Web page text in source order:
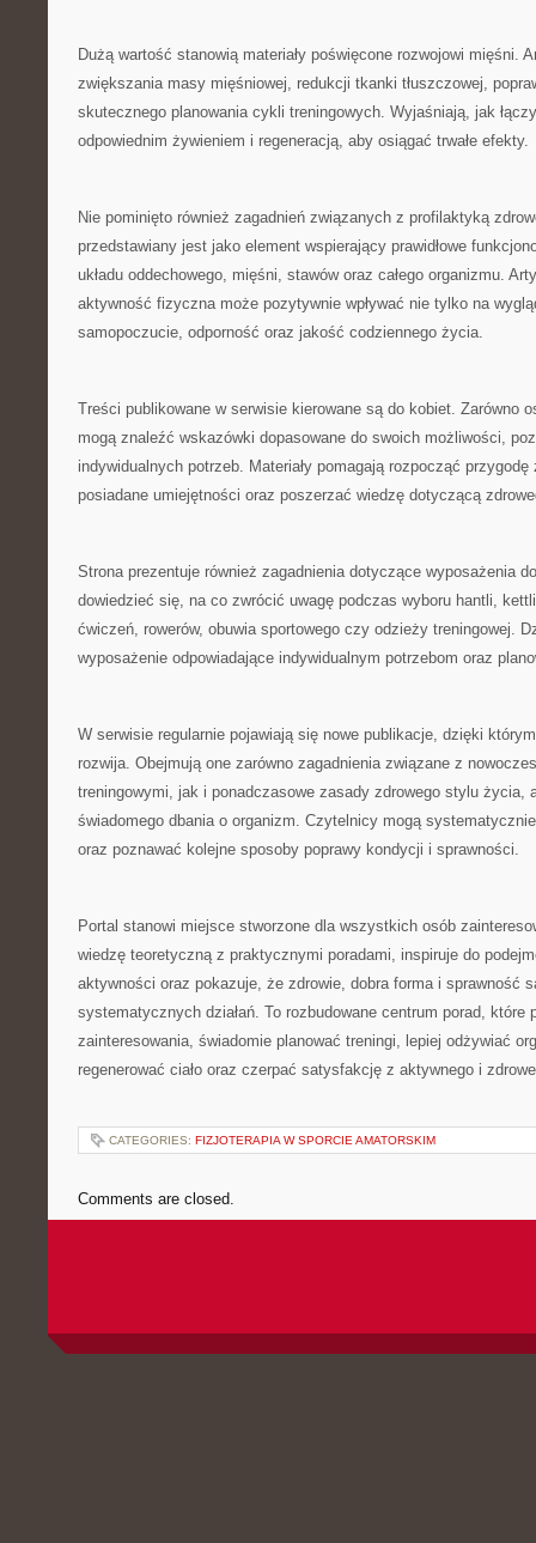
Dużą wartość stanowią materiały poświęcone rozwojowi mięśni.
zwiększania masy mięśniowej, redukcji tkanki tłuszczowej,
skutecznego planowania cykli treningowych. Wyjaśniają, jak
odpowiednim żywieniem i regeneracją, aby osiągać trwałe efekty.
Nie pominięto również zagadnień związanych z profilaktyką
przedstawiany jest jako element wspierający prawidłowe
układu oddechowego, mięśni, stawów oraz całego organizmu.
aktywność fizyczna może pozytywnie wpływać nie tylko na
samopoczucie, odporność oraz jakość codziennego życia.
Treści publikowane w serwisie kierowane są do kobiet. Zarówno
mogą znaleźć wskazówki dopasowane do swoich możliwości,
indywidualnych potrzeb. Materiały pomagają rozpocząć
posiadane umiejętności oraz poszerzać wiedzę dotyczącą
Strona prezentuje również zagadnienia dotyczące wyposażenia
dowiedzieć się, na co zwrócić uwagę podczas wyboru hantli,
ćwiczeń, rowerów, obuwia sportowego czy odzieży treningowej.
wyposażenie odpowiadające indywidualnym potrzebom oraz
W serwisie regularnie pojawiają się nowe publikacje, dzięki
rozwija. Obejmują one zarówno zagadnienia związane z
treningowymi, jak i ponadczasowe zasady zdrowego stylu życia,
świadomego dbania o organizm. Czytelnicy mogą
oraz poznawać kolejne sposoby poprawy kondycji i sprawności.
Portal stanowi miejsce stworzone dla wszystkich osób
wiedzę teoretyczną z praktycznymi poradami, inspiruje do
aktywności oraz pokazuje, że zdrowie, dobra forma i sprawność
systematycznych działań. To rozbudowane centrum porad, które
zainteresowania, świadomie planować treningi, lepiej odżywiać
regenerować ciało oraz czerpać satysfakcję z aktywnego i
CATEGORIES: FIZJOTERAPIA W SPORCIE AMATORSKIM
Comments are closed.